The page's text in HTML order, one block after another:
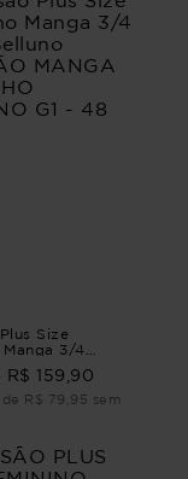
Size
Manga 3/4
CAMISÃO
4 LINHO
G1 - 48
R$ 159,90
R$ 79,95 sem